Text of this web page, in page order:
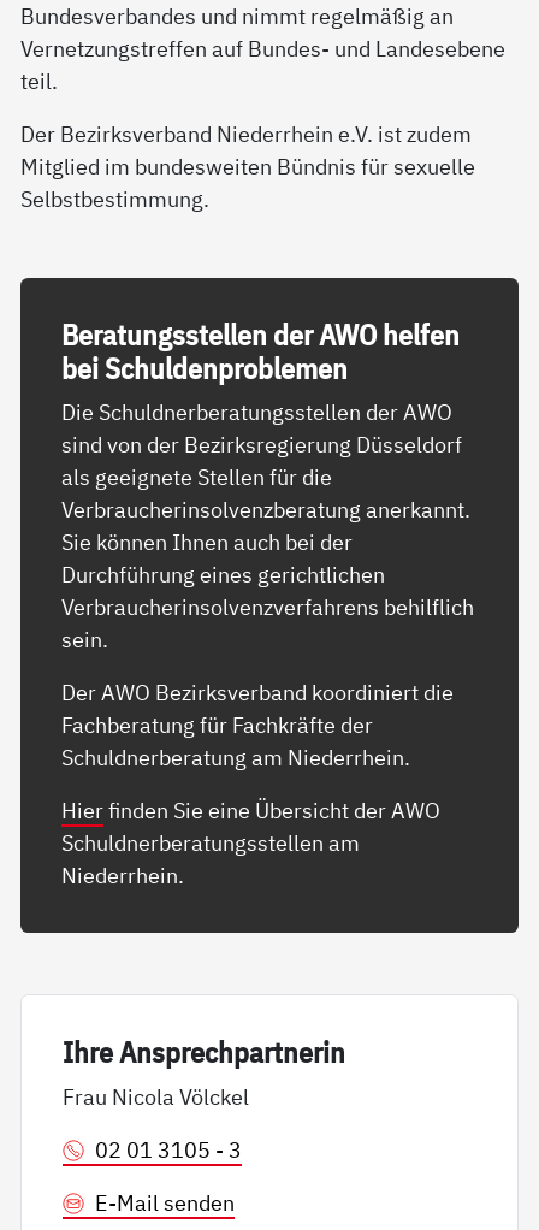
Bundesverbandes und nimmt regelmäßig an
Vernetzungstreffen auf Bundes- und Landesebene
teil.
Der Bezirksverband Niederrhein e.V. ist zudem
Mitglied im bundesweiten Bündnis für sexuelle
Selbstbestimmung.
Be­ra­tungs­s­tel­len der AWO hel­fen
bei Schul­den­pro­b­le­men
Die Schuldnerberatungsstellen der AWO
sind von der Bezirksregierung Düsseldorf
als geeignete Stellen für die
Verbraucherinsolvenzberatung anerkannt.
Sie können Ihnen auch bei der
Durchführung eines gerichtlichen
Verbraucherinsolvenzverfahrens behilflich
sein.
Der AWO Bezirksverband koordiniert die
Fachberatung für Fachkräfte der
Schuldnerberatung am Niederrhein.
Hierfinden Sie eine Übersicht der AWO
Schuldnerberatungsstellen am
Niederrhein.
Ih­re An­sp­rech­part­ne­rin
Frau Nicola Völckel
02 01 3105 - 3
E-Mail senden